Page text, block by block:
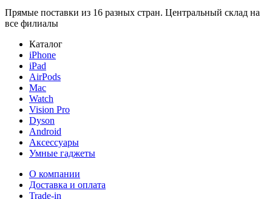
Прямые поставки из 16 разных стран. Центральный склад на
все филиалы
Каталог
iPhone
iPad
AirPods
Mac
Watch
Vision Pro
Dyson
Android
Аксессуары
Умные гаджеты
О компании
Доставка и оплата
Trade-in